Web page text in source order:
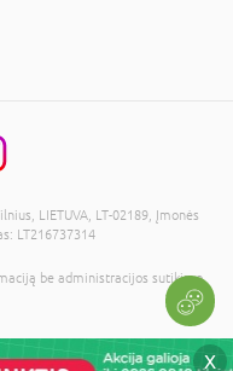
X
LIETUVA, LT-02189, Įmonės
LT216737314
be administracijos sutikimo